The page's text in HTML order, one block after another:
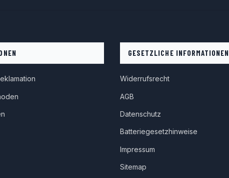
GESETZLICHE INFORMATIONEN
Widerrufsrecht
AGB
Datenschutz
Batteriegesetzhinweise
Impressum
Sitemap